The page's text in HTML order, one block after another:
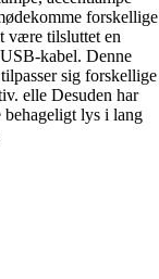
forskellige
være tilsluttet en
kabel. Denne
sig forskellige
elle Desuden har
behageligt lys i lang